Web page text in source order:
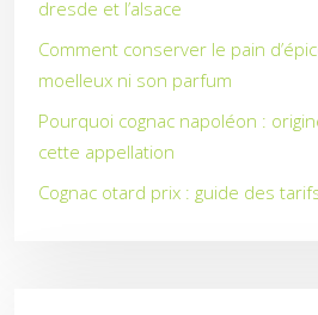
dresde et l’alsace
Comment conserver le pain
moelleux ni son parfum
Pourquoi cognac napoléon :
cette appellation
Cognac otard prix : guide des